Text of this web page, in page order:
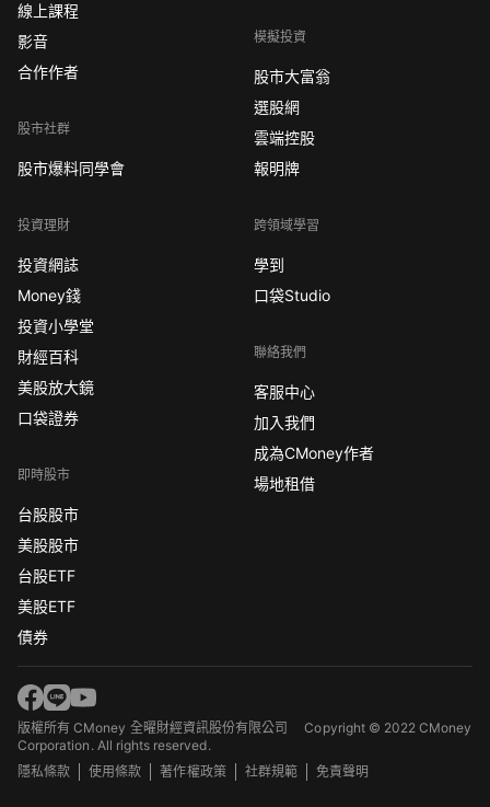
線上課程
影音
合作作者
股市社群
股市爆料同學會
投資理財
投資網誌
Money錢
投資小學堂
財經百科
美股放大鏡
口袋證券
即時股市
台股股市
美股股市
台股ETF
美股ETF
債券
模擬投資
股市大富翁
選股網
雲端控股
報明牌
跨領域學習
學到
口袋Studio
聯絡我們
客服中心
加入我們
成為CMoney作者
場地租借
版權所有 CMoney 全曜財經資訊股份有限公司Copyright © 2022 CMoney
Corporation. All rights reserved.
隱私條款
使用條款 著作權政策 社群規範 免責聲明